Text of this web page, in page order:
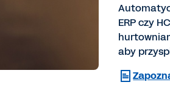
ERP czy
aby